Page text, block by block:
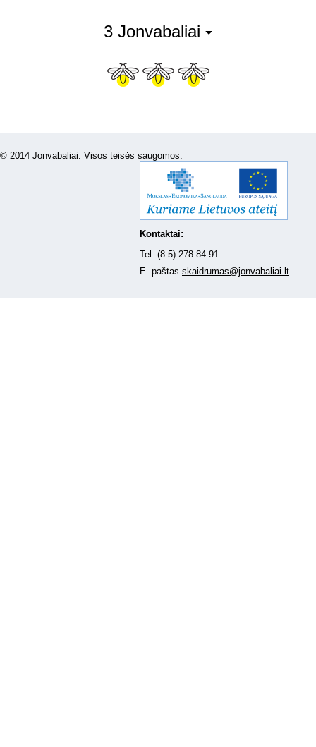
3 Jonvabaliai
© 2014 Jonvabaliai. Visos teisės saugomos.
Kontaktai:
Tel. (8 5) 278 84 91
E. paštas skaidrumas@jonvabaliai.lt